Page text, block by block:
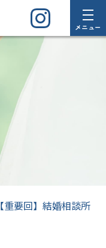
メニュー
【重要回】結婚相談所